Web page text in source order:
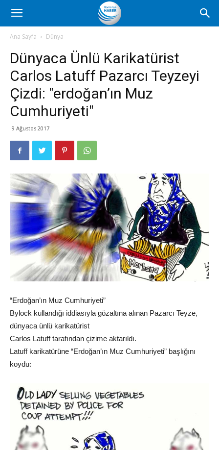
Romanya
Haber
Ana Sayfa Dünya
Dünyaca Ünlü Karikatürist
Carlos Latuff Pazarcı Teyzeyi
Çizdi: "erdoğan’ın Muz
Cumhuriyeti"
9 Ağustos 2017
“Erdoğan’ın Muz Cumhuriyeti”
Bylock kullandığı iddiasıyla gözaltına alınan Pazarcı Teyze,
dünyaca ünlü karikatürist
Carlos Latuff tarafından çizime aktarıldı.
Latuff karikatürüne “Erdoğan’ın Muz Cumhuriyeti” başlığını
koydu: